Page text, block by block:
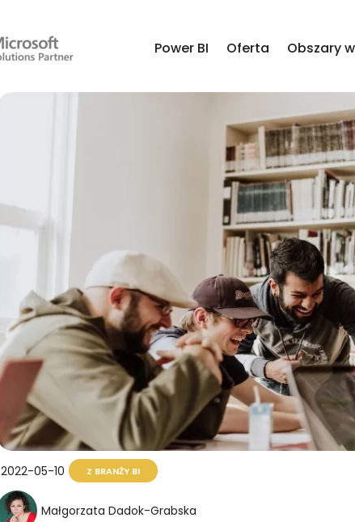
Power BI Oferta Obszary
2022-05-10 Z BRANŻY BI
Małgorzata Dadok-Grabska